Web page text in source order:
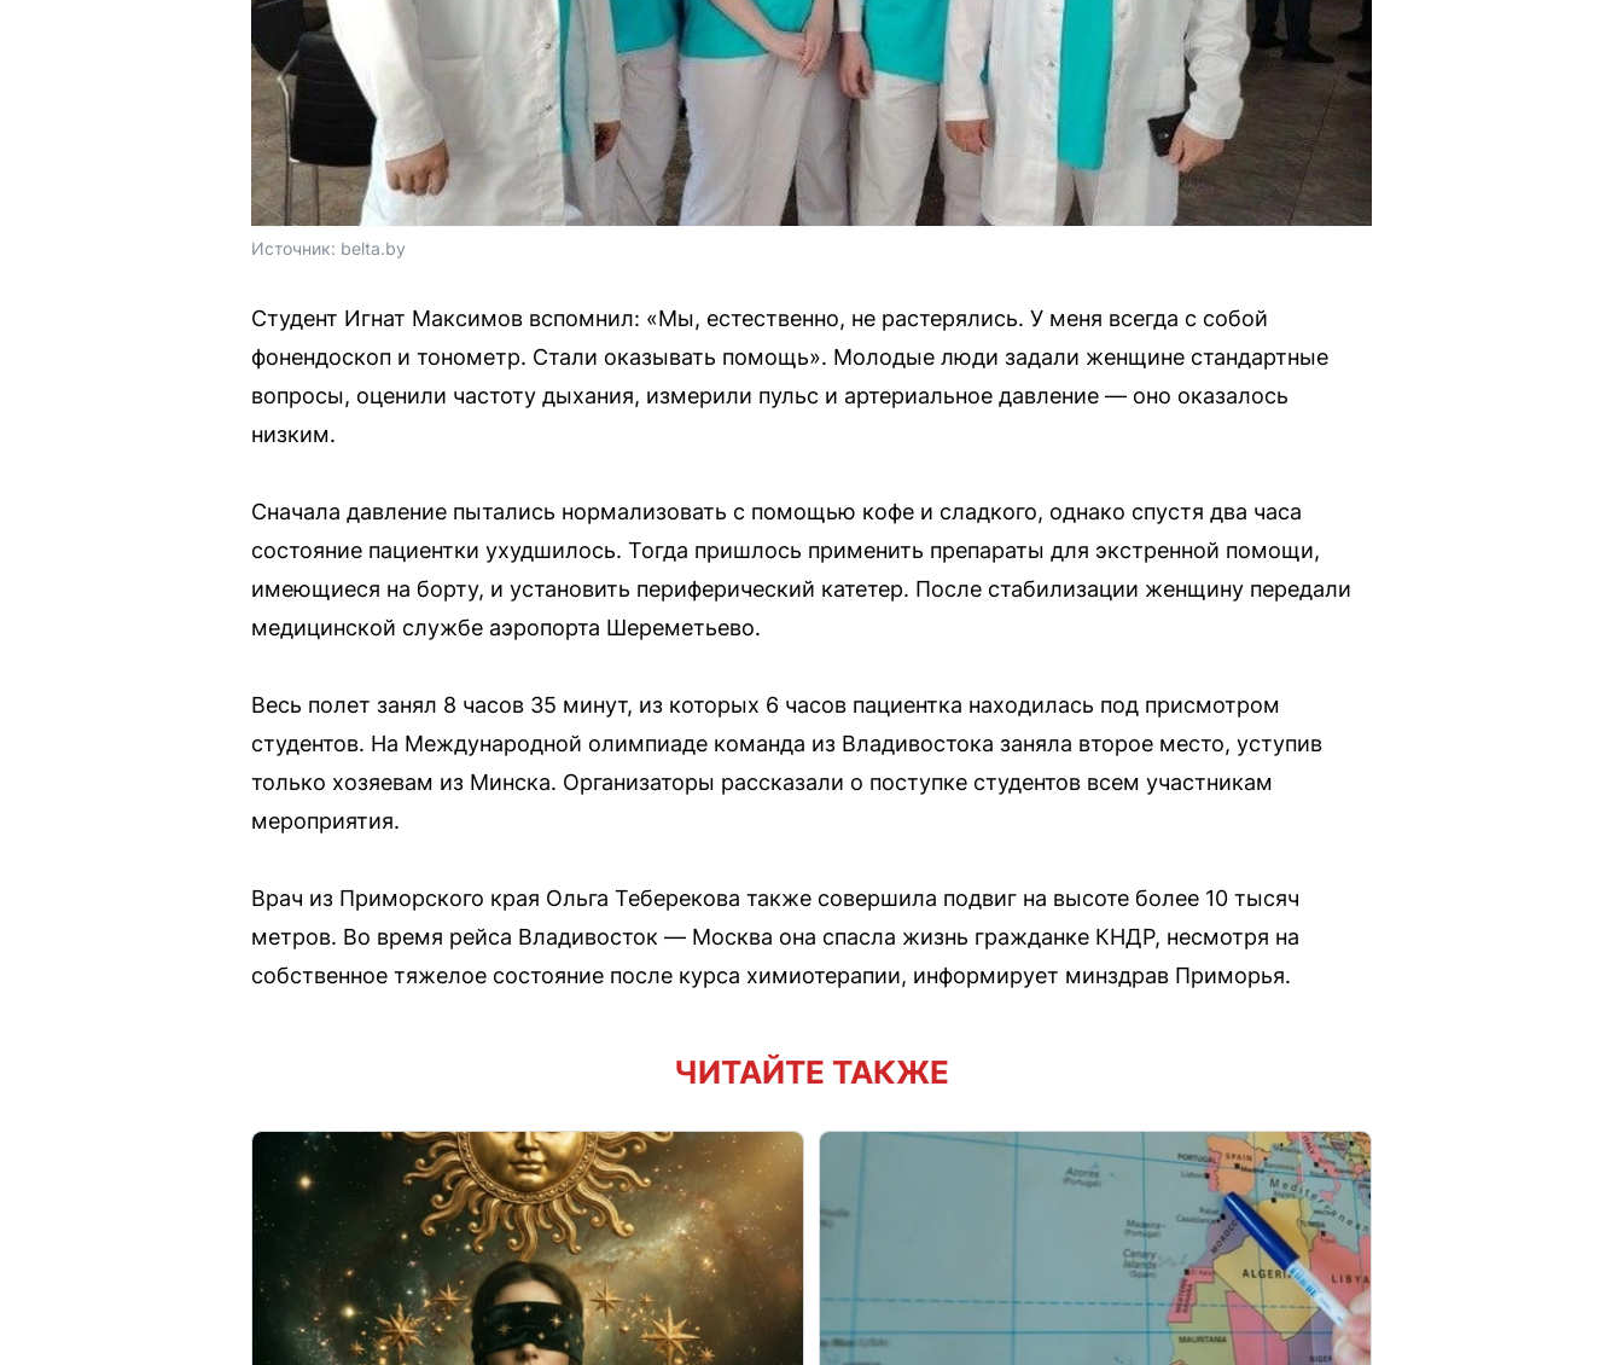
Источник: belta.by
Студент Игнат Максимов вспомнил: «Мы, естественно, не растерялись. У меня всегда с собой
фонендоскоп и тонометр. Стали оказывать помощь». Молодые люди задали женщине стандартные
вопросы, оценили частоту дыхания, измерили пульс и артериальное давление — оно оказалось
низким.
Сначала давление пытались нормализовать с помощью кофе и сладкого, однако спустя два часа
состояние пациентки ухудшилось. Тогда пришлось применить препараты для экстренной помощи,
имеющиеся на борту, и установить периферический катетер. После стабилизации женщину передали
медицинской службе аэропорта Шереметьево.
Весь полет занял 8 часов 35 минут, из которых 6 часов пациентка находилась под присмотром
студентов. На Международной олимпиаде команда из Владивостока заняла второе место, уступив
только хозяевам из Минска. Организаторы рассказали о поступке студентов всем участникам
мероприятия.
Врач из Приморского края Ольга Теберекова также совершила подвиг на высоте более 10 тысяч
метров. Во время рейса Владивосток — Москва она спасла жизнь гражданке КНДР, несмотря на
собственное тяжелое состояние после курса химиотерапии, информирует минздрав Приморья.
ЧИТАЙТЕ ТАКЖЕ